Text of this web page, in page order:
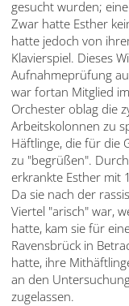
gesucht wurden;
Zwar hatte Esther
hatte jedoch von
Klavierspiel. Dieses
Aufnahmeprüfung
war fortan Mitglied
Orchester oblag die
Arbeitskolonnen zu
Häftlinge, die für die
zu "begrüßen".
erkrankte Esther mit
Da sie nach der
Viertel "arisch" war,
hatte, kam sie für
Ravensbrück in
hatte, ihre
an den
zugelassen.